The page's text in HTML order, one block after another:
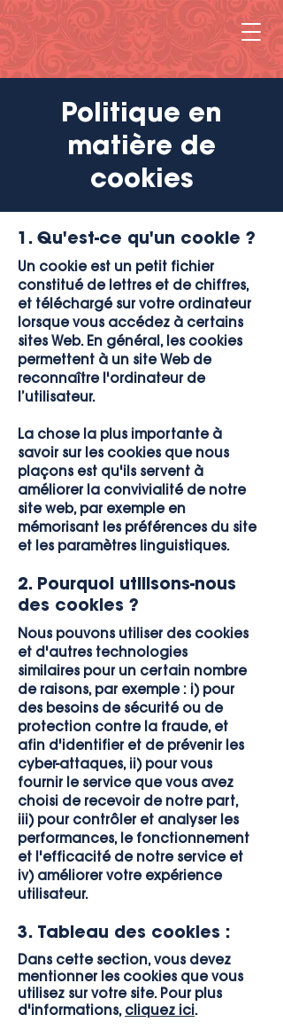
Politique en
matière de
cookies
1. Qu'est-ce qu'un cookie ?
Un cookie est un petit fichier
constitué de lettres et de chiffres,
et téléchargé sur votre ordinateur
lorsque vous accédez à certains
sites Web. En général, les cookies
permettent à un site Web de
reconnaître l'ordinateur de
l’utilisateur.
La chose la plus importante à
savoir sur les cookies que nous
plaçons est qu'ils servent à
améliorer la convivialité de notre
site web, par exemple en
mémorisant les préférences du site
et les paramètres linguistiques.
2. Pourquoi utilisons-nous
des cookies ?
Nous pouvons utiliser des cookies
et d'autres technologies
similaires pour un certain nombre
de raisons, par exemple : i) pour
des besoins de sécurité ou de
protection contre la fraude, et
afin d'identifier et de prévenir les
cyber-attaques, ii) pour vous
fournir le service que vous avez
choisi de recevoir de notre part,
iii) pour contrôler et analyser les
performances, le fonctionnement
et l'efficacité de notre service et
iv) améliorer votre expérience
utilisateur.
3. Tableau des cookies :
Dans cette section, vous devez
mentionner les cookies que vous
utilisez sur votre site. Pour plus
d'informations, cliquez ici.